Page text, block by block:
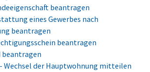
beantragen
eines Gewerbes nach
beantragen
beantragen
Wechsel der Hauptwohnung mitteilen